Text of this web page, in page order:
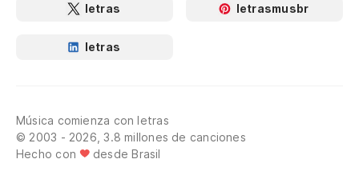
letras letrasmusbr
letras
Música comienza con letras
© 2003 - 2026, 3.8 millones de canciones
Hecho con
desde Brasil